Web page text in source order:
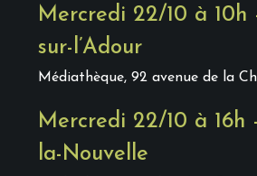
Mercredi 22/10 à 10h
sur-l’Adour
Médiathèque, 92 avenue de la
Mercredi 22/10 à 16h
la-Nouvelle